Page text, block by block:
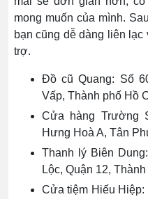
mong muốn của mình.
bạn cũng dễ dàng liên
trợ.
Đồ cũ Quang: Số
Vấp, Thành phố Hồ
Cửa hàng Trường
Hưng Hoà A, Tân
Thanh lý Biên
Lộc, Quận 12,
Cửa tiệm Hiếu